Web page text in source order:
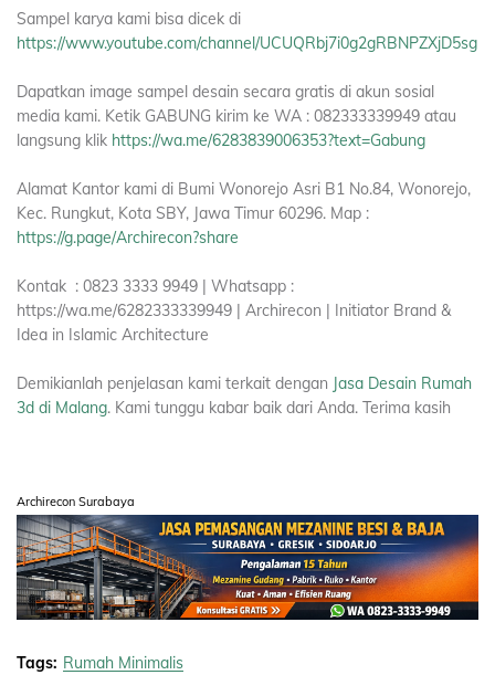
Sampel karya kami bisa dicek di
https://www.youtube.com/channel/UCUQRbj7i0g2gRBNPZXjD5sg
Dapatkan image sampel desain secara gratis di akun sosial
media kami. Ketik GABUNG kirim ke WA : 082333339949 atau
langsung klik https://wa.me/6283839006353?text=Gabung
Alamat Kantor kami di Bumi Wonorejo Asri B1 No.84, Wonorejo,
Kec. Rungkut, Kota SBY, Jawa Timur 60296. Map :
https://g.page/Archirecon?share
Kontak : 0823 3333 9949 | Whatsapp :
https://wa.me/6282333339949 | Archirecon | Initiator Brand &
Idea in Islamic Architecture
Demikianlah penjelasan kami terkait dengan Jasa Desain Rumah
3d di Malang. Kami tunggu kabar baik dari Anda. Terima kasih
Archirecon Surabaya
Tags: Rumah Minimalis